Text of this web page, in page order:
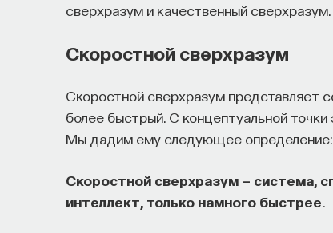
сверхразум и качественный сверхразум.
Скоростной сверхразум
Скоростной сверхразум представляет
более быстрый. С концептуальной
Мы дадим ему следующее определение:
Скоростной сверхразум — система,
интеллект, только намного быстрее.